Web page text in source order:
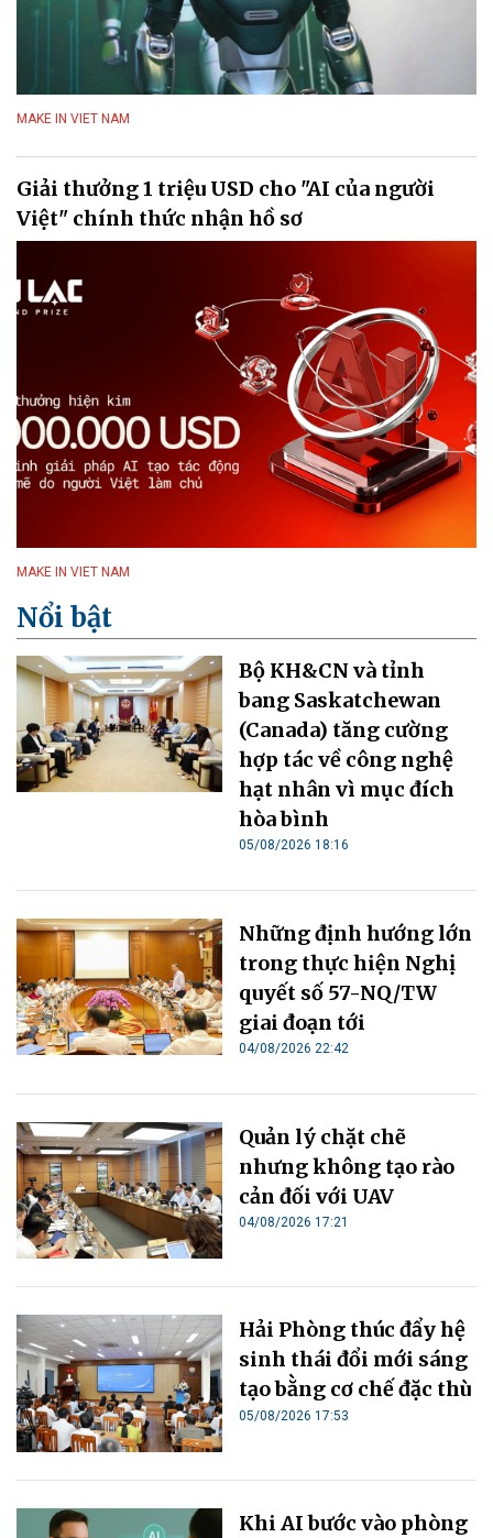
MAKE IN VIET NAM
Giải thưởng 1 triệu USD cho "AI của người
Việt" chính thức nhận hồ sơ
MAKE IN VIET NAM
Nổi bật
Bộ KH&CN và tỉnh
bang Saskatchewan
(Canada) tăng cường
hợp tác về công nghệ
hạt nhân vì mục đích
hòa bình
05/08/2026 18:16
Những định hướng lớn
trong thực hiện Nghị
quyết số 57-NQ/TW
giai đoạn tới
04/08/2026 22:42
Quản lý chặt chẽ
nhưng không tạo rào
cản đối với UAV
04/08/2026 17:21
Hải Phòng thúc đẩy hệ
sinh thái đổi mới sáng
tạo bằng cơ chế đặc thù
05/08/2026 17:53
Khi AI bước vào phòng